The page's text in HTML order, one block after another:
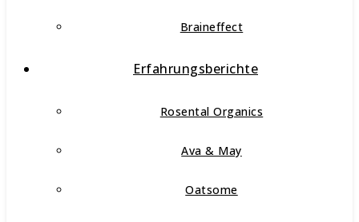
Braineffect
Erfahrungsberichte
Rosental Organics
Ava & May
Oatsome